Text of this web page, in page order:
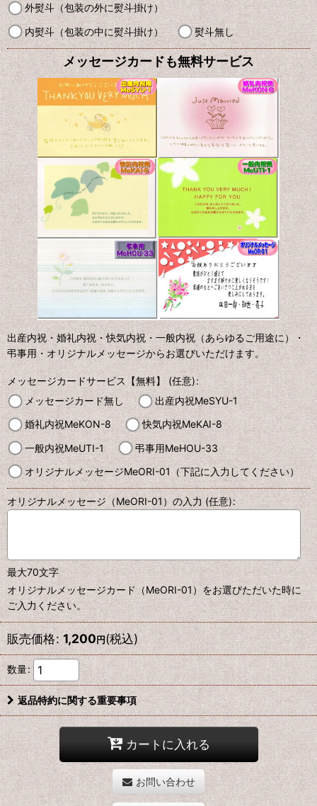
外熨斗（包装の外に熨斗掛け）
内熨斗（包装の中に熨斗掛け）
熨斗無し
メッセージカードも無料サービス
出産内祝・婚礼内祝・快気内祝・一般内祝（あらゆるご用途に）・
弔事用・オリジナルメッセージからお選びいただけます。
メッセージカードサービス【無料】 (任意):
メッセージカード無し
出産内祝MeSYU-1
婚礼内祝MeKON-8
快気内祝MeKAI-8
一般内祝MeUTI-1
弔事用MeHOU-33
オリジナルメッセージMeORI-01（下記に入力してください）
オリジナルメッセージ（MeORI-01）の入力(任意):
最大70文字
オリジナルメッセージカード（MeORI-01）をお選びただいた時に
ご入力ください。
販売価格: 1,200円(税込)
数量:
返品特約に関する重要事項
カートに入れる
お問い合わせ